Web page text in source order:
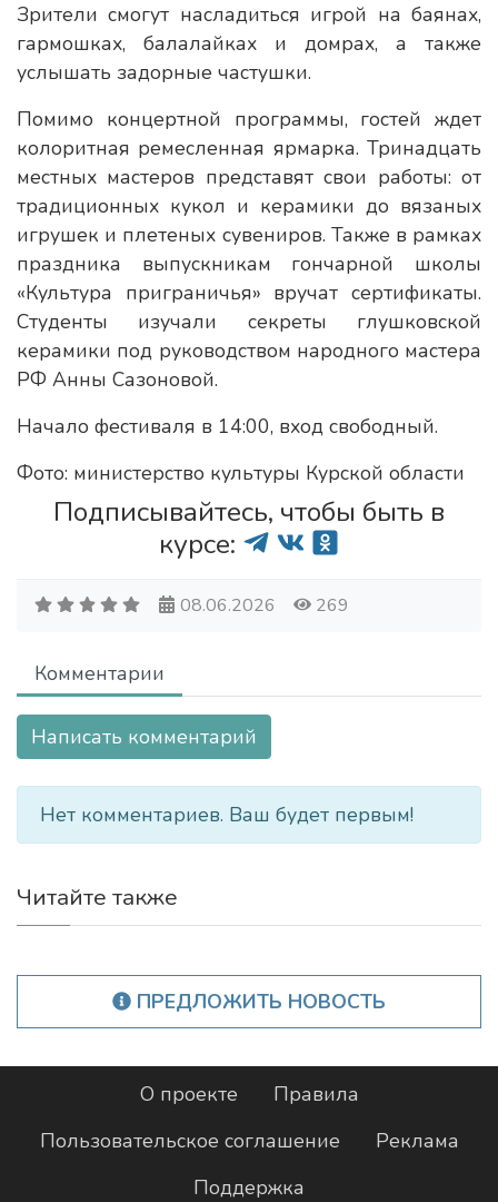
Зрители смогут насладиться игрой на баянах,
гармошках, балалайках и домрах, а также
услышать задорные частушки.
Помимо концертной программы, гостей ждет
колоритная ремесленная ярмарка. Тринадцать
местных мастеров представят свои работы: от
традиционных кукол и керамики до вязаных
игрушек и плетеных сувениров. Также в рамках
праздника выпускникам гончарной школы
«Культура приграничья» вручат сертификаты.
Студенты изучали секреты глушковской
керамики под руководством народного мастера
РФ Анны Сазоновой.
Начало фестиваля в 14:00, вход свободный.
Фото: министерство культуры Курской области
Подписывайтесь, чтобы быть в
курсе:
08.06.2026 269
Комментарии
Написать комментарий
Нет комментариев. Ваш будет первым!
Читайте также
ПРЕДЛОЖИТЬ НОВОСТЬ
О проекте
Правила
Пользовательское соглашение
Реклама
Поддержка